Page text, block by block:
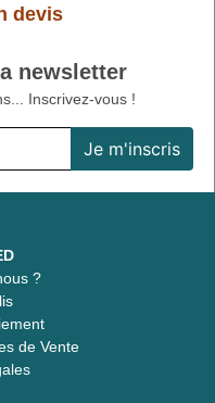
devis
newsletter
Inscrivez-vous !
?
de Vente